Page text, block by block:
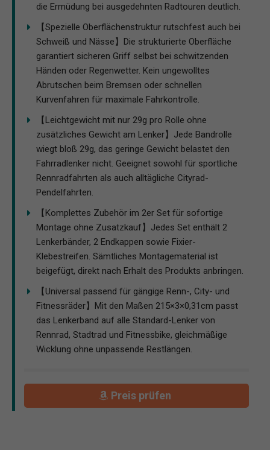
die Ermüdung bei ausgedehnten Radtouren deutlich.
【Spezielle Oberflächenstruktur rutschfest auch bei
Schweiß und Nässe】Die strukturierte Oberfläche
garantiert sicheren Griff selbst bei schwitzenden
Händen oder Regenwetter. Kein ungewolltes
Abrutschen beim Bremsen oder schnellen
Kurvenfahren für maximale Fahrkontrolle.
【Leichtgewicht mit nur 29g pro Rolle ohne
zusätzliches Gewicht am Lenker】Jede Bandrolle
wiegt bloß 29g, das geringe Gewicht belastet den
Fahrradlenker nicht. Geeignet sowohl für sportliche
Rennradfahrten als auch alltägliche Cityrad-
Pendelfahrten.
【Komplettes Zubehör im 2er Set für sofortige
Montage ohne Zusatzkauf】Jedes Set enthält 2
Lenkerbänder, 2 Endkappen sowie Fixier-
Klebestreifen. Sämtliches Montagematerial ist
beigefügt, direkt nach Erhalt des Produkts anbringen.
【Universal passend für gängige Renn-, City- und
Fitnessräder】Mit den Maßen 215×3×0,31cm passt
das Lenkerband auf alle Standard-Lenker von
Rennrad, Stadtrad und Fitnessbike, gleichmäßige
Wicklung ohne unpassende Restlängen.
Preis prüfen